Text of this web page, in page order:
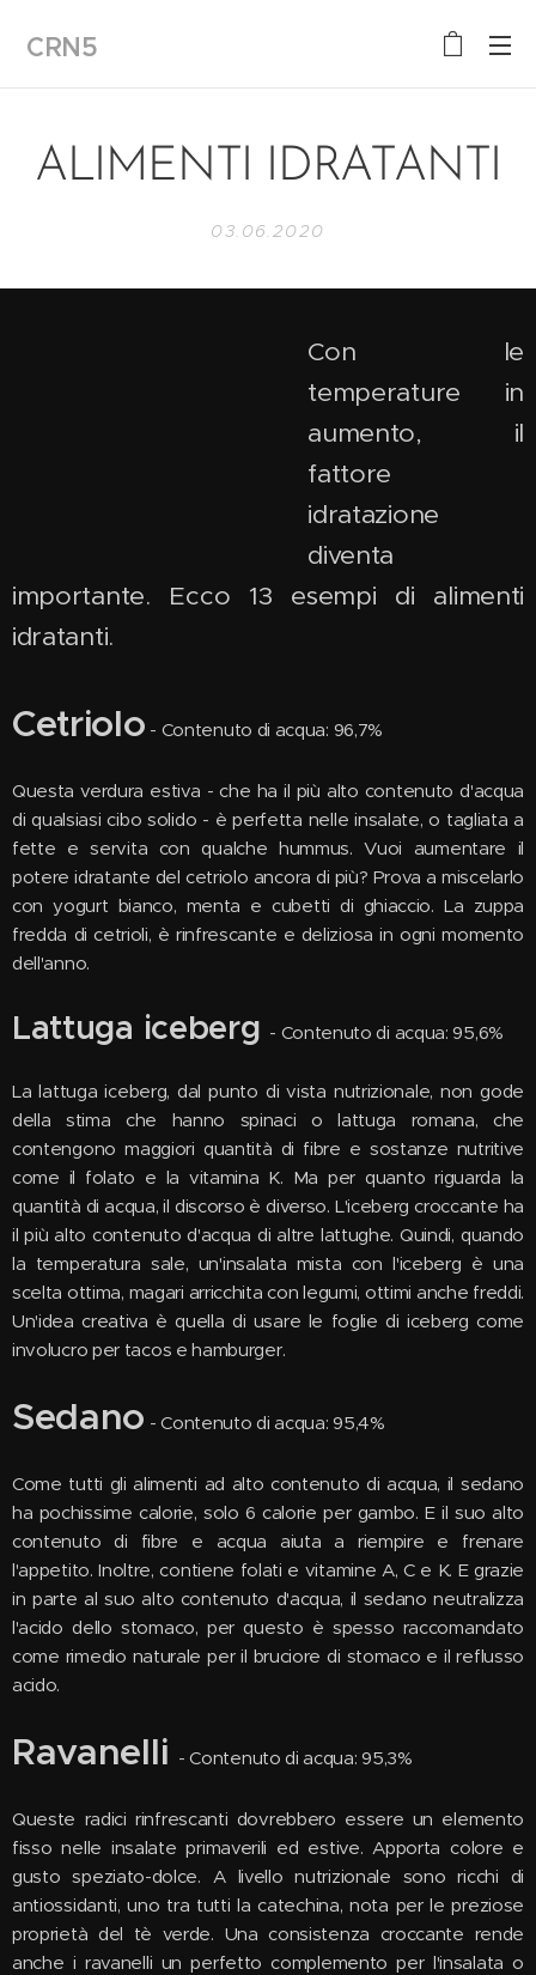
CRN5
ALIMENTI IDRATANTI
03.06.2020
Con le
temperature in
aumento, il
fattore
idratazione
diventa
importante. Ecco 13 esempi di alimenti
idratanti.
Cetriolo - Contenuto di acqua: 96,7%
Questa verdura estiva - che ha il più alto contenuto d'acqua
di qualsiasi cibo solido - è perfetta nelle insalate, o tagliata a
fette e servita con qualche hummus. Vuoi aumentare il
potere idratante del cetriolo ancora di più? Prova a miscelarlo
con yogurt bianco, menta e cubetti di ghiaccio. La zuppa
fredda di cetrioli, è rinfrescante e deliziosa in ogni momento
dell'anno.
Lattuga iceberg - Contenuto di acqua: 95,6%
La lattuga iceberg, dal punto di vista nutrizionale, non gode
della stima che hanno spinaci o lattuga romana, che
contengono maggiori quantità di fibre e sostanze nutritive
come il folato e la vitamina K. Ma per quanto riguarda la
quantità di acqua, il discorso è diverso. L'iceberg croccante ha
il più alto contenuto d'acqua di altre lattughe. Quindi, quando
la temperatura sale, un'insalata mista con l'iceberg è una
scelta ottima, magari arricchita con legumi, ottimi anche freddi.
Un'idea creativa è quella di usare le foglie di iceberg come
involucro per tacos e hamburger.
Sedano - Contenuto di acqua: 95,4%
Come tutti gli alimenti ad alto contenuto di acqua, il sedano
ha pochissime calorie, solo 6 calorie per gambo. E il suo alto
contenuto di fibre e acqua aiuta a riempire e frenare
l'appetito. Inoltre, contiene folati e vitamine A, C e K. E grazie
in parte al suo alto contenuto d'acqua, il sedano neutralizza
l'acido dello stomaco, per questo è spesso raccomandato
come rimedio naturale per il bruciore di stomaco e il reflusso
acido.
Ravanelli - Contenuto di acqua: 95,3%
Queste radici rinfrescanti dovrebbero essere un elemento
fisso nelle insalate primaverili ed estive. Apporta colore e
gusto speziato-dolce. A livello nutrizionale sono ricchi di
antiossidanti, uno tra tutti la catechina, nota per le preziose
proprietà del tè verde. Una consistenza croccante rende
anche i ravanelli un perfetto complemento per l'insalata o